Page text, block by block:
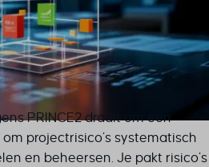
PRINCE2 draait om een
projectrisico’s systematisch
en beheersen. Je pakt risico’s